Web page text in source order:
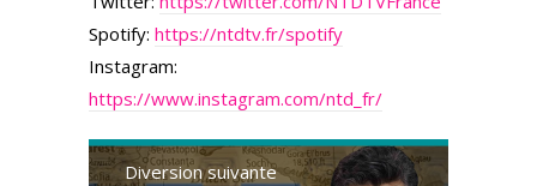
Spotify: https://ntdtv.fr/spotify
Instagram:
https://www.instagram.com/ntd_fr/
Diversion suivante